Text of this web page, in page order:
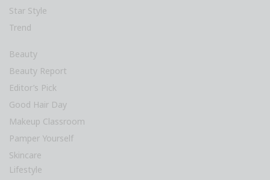
Star Style
Trend
Beauty
Beauty Report
Editor’s Pick
Good Hair Day
Makeup Classroom
Pamper Yourself
Skincare
Lifestyle